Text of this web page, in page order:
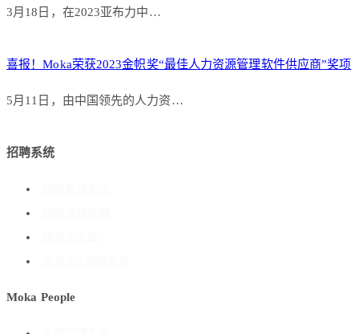
3月18日，在2023亚布力中…
喜报！Moka荣获2023金帜奖“最佳人力资源管理软件供应商”奖项
5月11日，由中国领先的人力资…
招聘系统
Moka People